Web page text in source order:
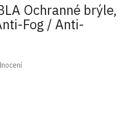
Ochranné brýle,
Fog / Anti-